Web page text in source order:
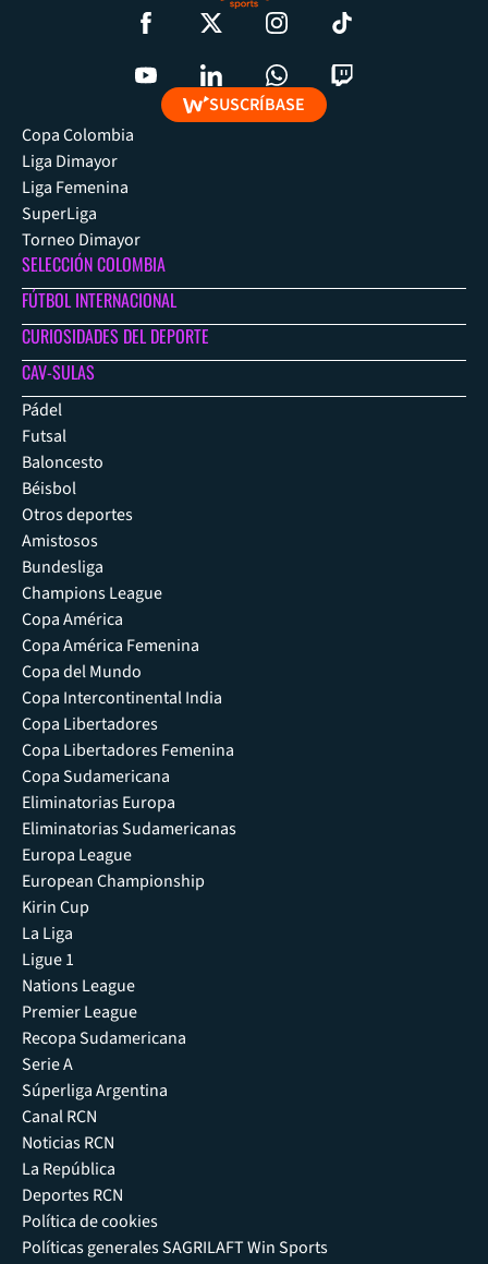
SUSCRÍBASE
Copa Colombia
Liga Dimayor
Liga Femenina
SuperLiga
Torneo Dimayor
SELECCIÓN COLOMBIA
FÚTBOL INTERNACIONAL
CURIOSIDADES DEL DEPORTE
CAV-SULAS
Pádel
Futsal
Baloncesto
Béisbol
Otros deportes
Amistosos
Bundesliga
Champions League
Copa América
Copa América Femenina
Copa del Mundo
Copa Intercontinental India
Copa Libertadores
Copa Libertadores Femenina
Copa Sudamericana
Eliminatorias Europa
Eliminatorias Sudamericanas
Europa League
European Championship
Kirin Cup
La Liga
Ligue 1
Nations League
Premier League
Recopa Sudamericana
Serie A
Súperliga Argentina
Canal RCN
Noticias RCN
La República
Deportes RCN
Política de cookies
Políticas generales SAGRILAFT Win Sports